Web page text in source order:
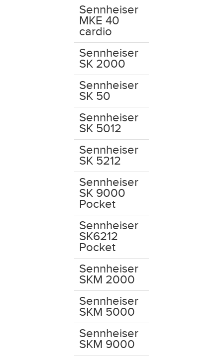
Sennheiser
MKE 40
cardio
Sennheiser
SK 2000
Sennheiser
SK 50
Sennheiser
SK 5012
Sennheiser
SK 5212
Sennheiser
SK 9000
Pocket
Sennheiser
SK6212
Pocket
Sennheiser
SKM 2000
Sennheiser
SKM 5000
Sennheiser
SKM 9000